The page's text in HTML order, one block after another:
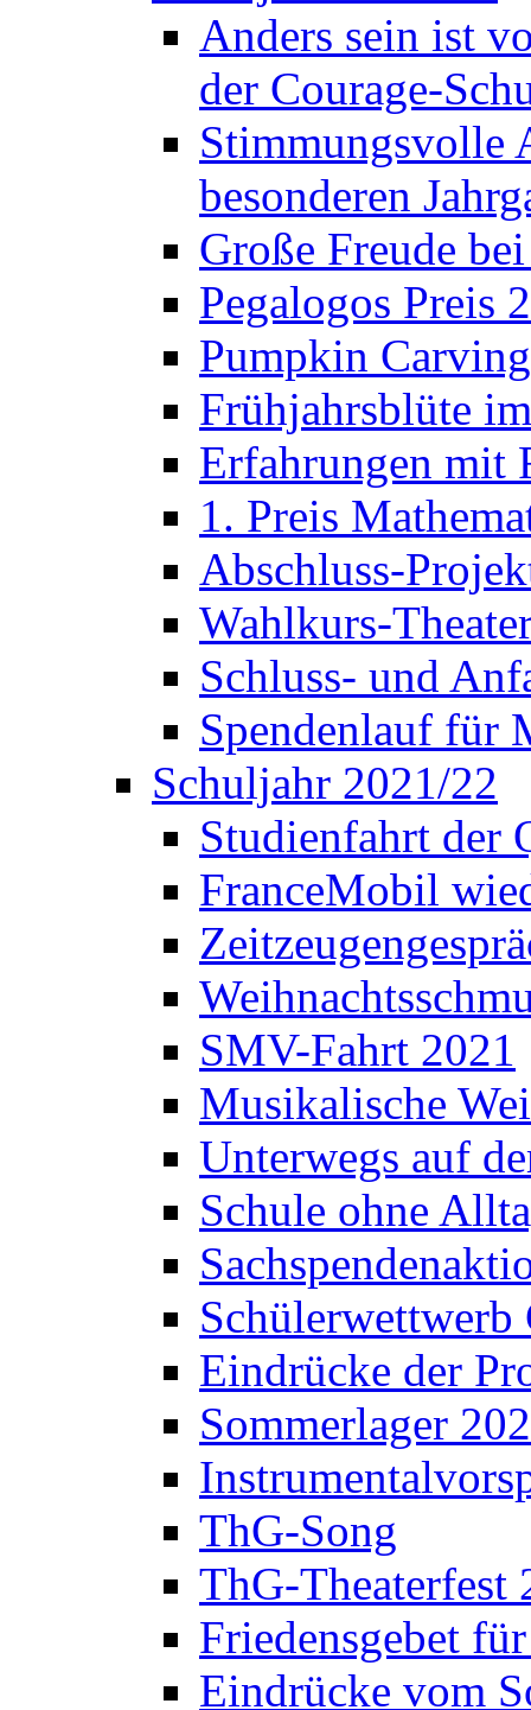
Anders sein ist
der Courage-
Stimmungsvolle
besonderen
Große Freude
Pegalogos Preis
Pumpkin
Frühjahrsblüte
Erfahrungen mit
1. Preis
Abschluss-
Wahlkurs-
Schluss- und
Spendenlauf für
Schuljahr 2021/22
Studienfahrt der
FranceMobil
SMV-Fahrt 2021
Musikalische
Unterwegs auf
Schule ohne
Schülerwettwerb
Eindrücke der
Sommerlager
ThG-Song
ThG-Theaterfest
Friedensgebet
Eindrücke vom